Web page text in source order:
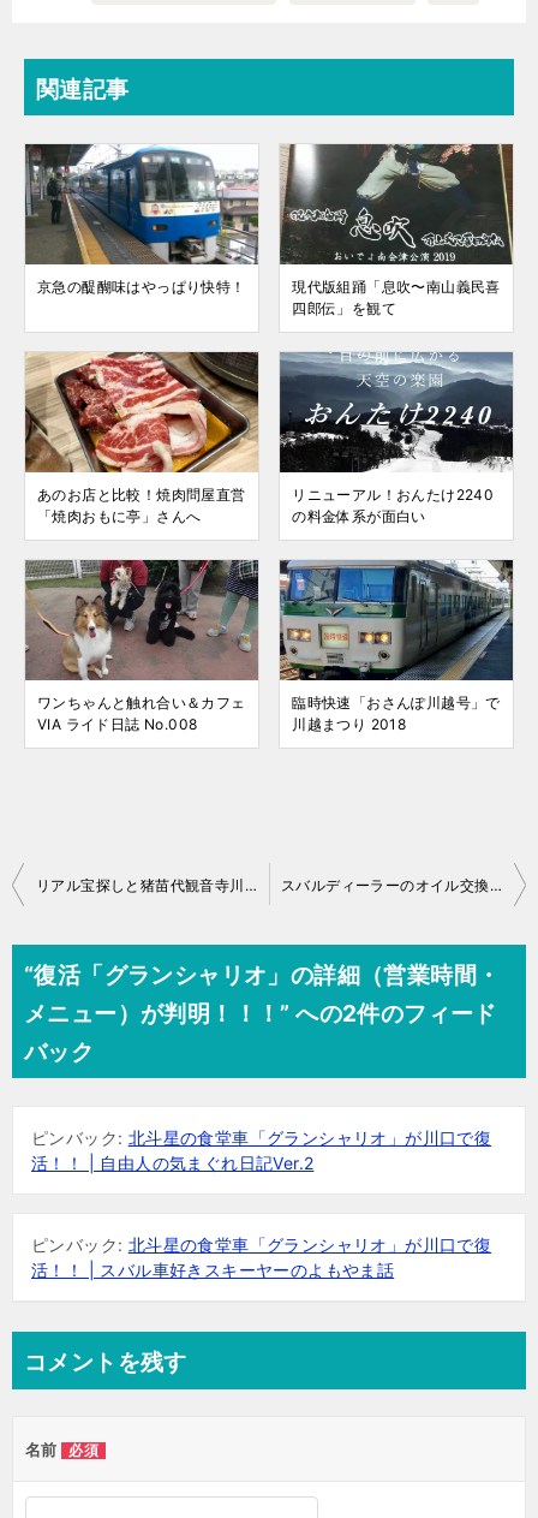
関連記事
京急の醍醐味はやっぱり快特！
現代版組踊「息吹〜南山義民喜
四郎伝」を観て
あのお店と比較！焼肉問屋直営
「焼肉おもに亭」さんへ
リニューアル！おんたけ2240
の料金体系が面白い
ワンちゃんと触れ合い＆カフェ
VIA ライド日誌 No.008
臨時快速「おさんぽ川越号」で
川越まつり 2018
投
ナ
ー
ョ
リアル宝探しと猪苗代観音寺川の桜 No.03-07 スバルディーラーのオイル交換工賃値下げ！
“復活「グランシャリオ」の詳細（営業時間・
メニュー）が判明！！！” への2件のフィード
バック
ピンバック: 北斗星の食堂車「グランシャリオ」が川口で復
活！！ | 自由人の気まぐれ日記Ver.2
ピンバック: 北斗星の食堂車「グランシャリオ」が川口で復
活！！ | スバル車好きスキーヤーのよもやま話
コメントを残す
名前 必須